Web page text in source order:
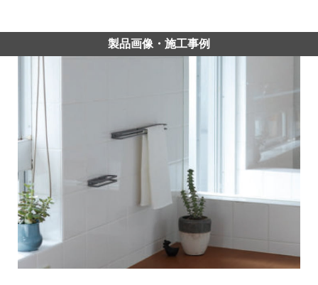
製品画像・施工事例